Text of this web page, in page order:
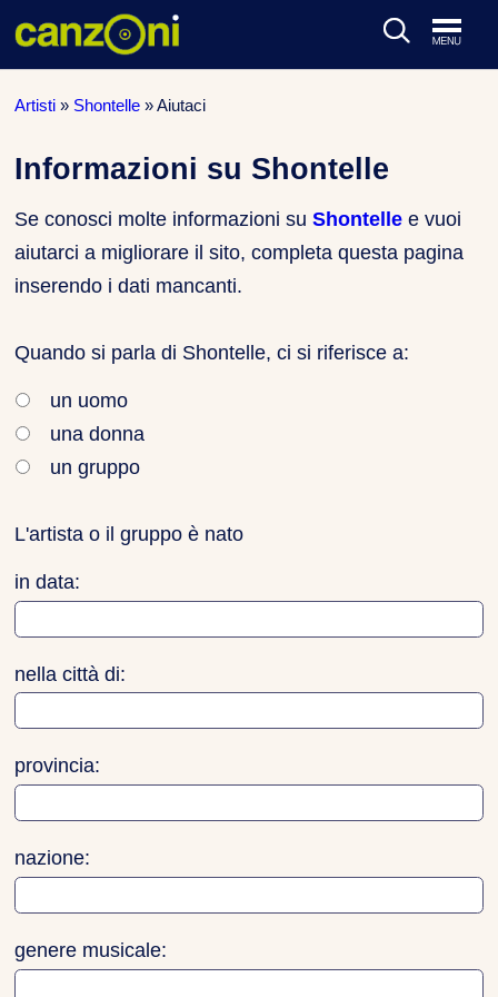
Artisti » Shontelle »Aiutaci
Informazioni su Shontelle
Se conosci molte informazioni suShontelle e vuoi
aiutarci a migliorare il sito, completa questa pagina
inserendo i dati mancanti.
Quando si parla di Shontelle, ci si riferisce a:
un uomo
una donna
un gruppo
L'artista o il gruppo è nato
in data:
nella città di:
provincia:
nazione:
genere musicale: